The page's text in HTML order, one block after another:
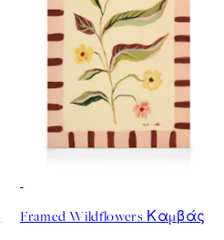
Framed Wildflowers Καμβάς